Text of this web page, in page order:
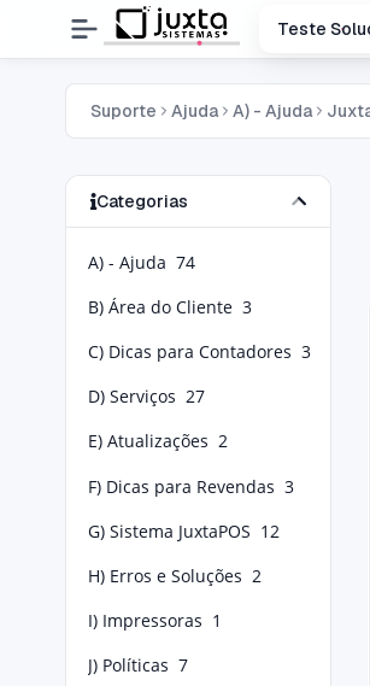
Teste
Suporte Ajuda A) - Ajuda
Categorias
A) - Ajuda 74
B) Área do Cliente 3
C) Dicas para Contadores 3
D) Serviços 27
E) Atualizações 2
F) Dicas para Revendas 3
G) Sistema JuxtaPOS 12
H) Erros e Soluções 2
I) Impressoras 1
J) Políticas 7